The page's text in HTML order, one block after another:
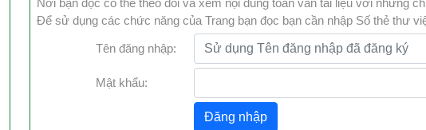
Nơi bạn đọc có thể theo dõi và xem nội dung toàn văn tài liệu với những
Để sử dụng các chức năng của Trang bạn đọc bạn cần nhập Số thẻ thư
Tên đăng nhập:
Mật khẩu: